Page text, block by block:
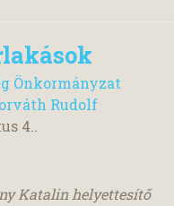
Önkormányzat
Rudolf
4..
Katalin helyettesítő